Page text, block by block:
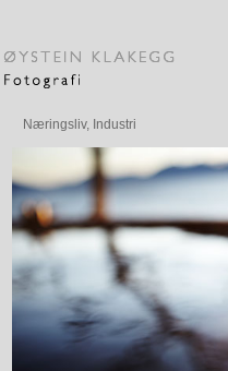
Næringsliv, Industri